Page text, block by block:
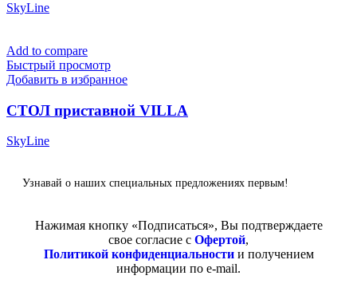
SkyLine
Add to compare
Быстрый просмотр
Добавить в избранное
СТОЛ приставной VILLA
SkyLine
Узнавай о наших специальных предложениях первым!
Нажимая кнопку «Подписаться», Вы подтверждаете
свое согласие с Офертой,
Политикой конфиденциальностии получением
информации по e-mail.